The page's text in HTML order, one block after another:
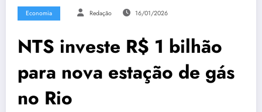
Economia Redação 16/01/2026
NTS investe R$ 1 bilhão
para nova estação de gás
no Rio